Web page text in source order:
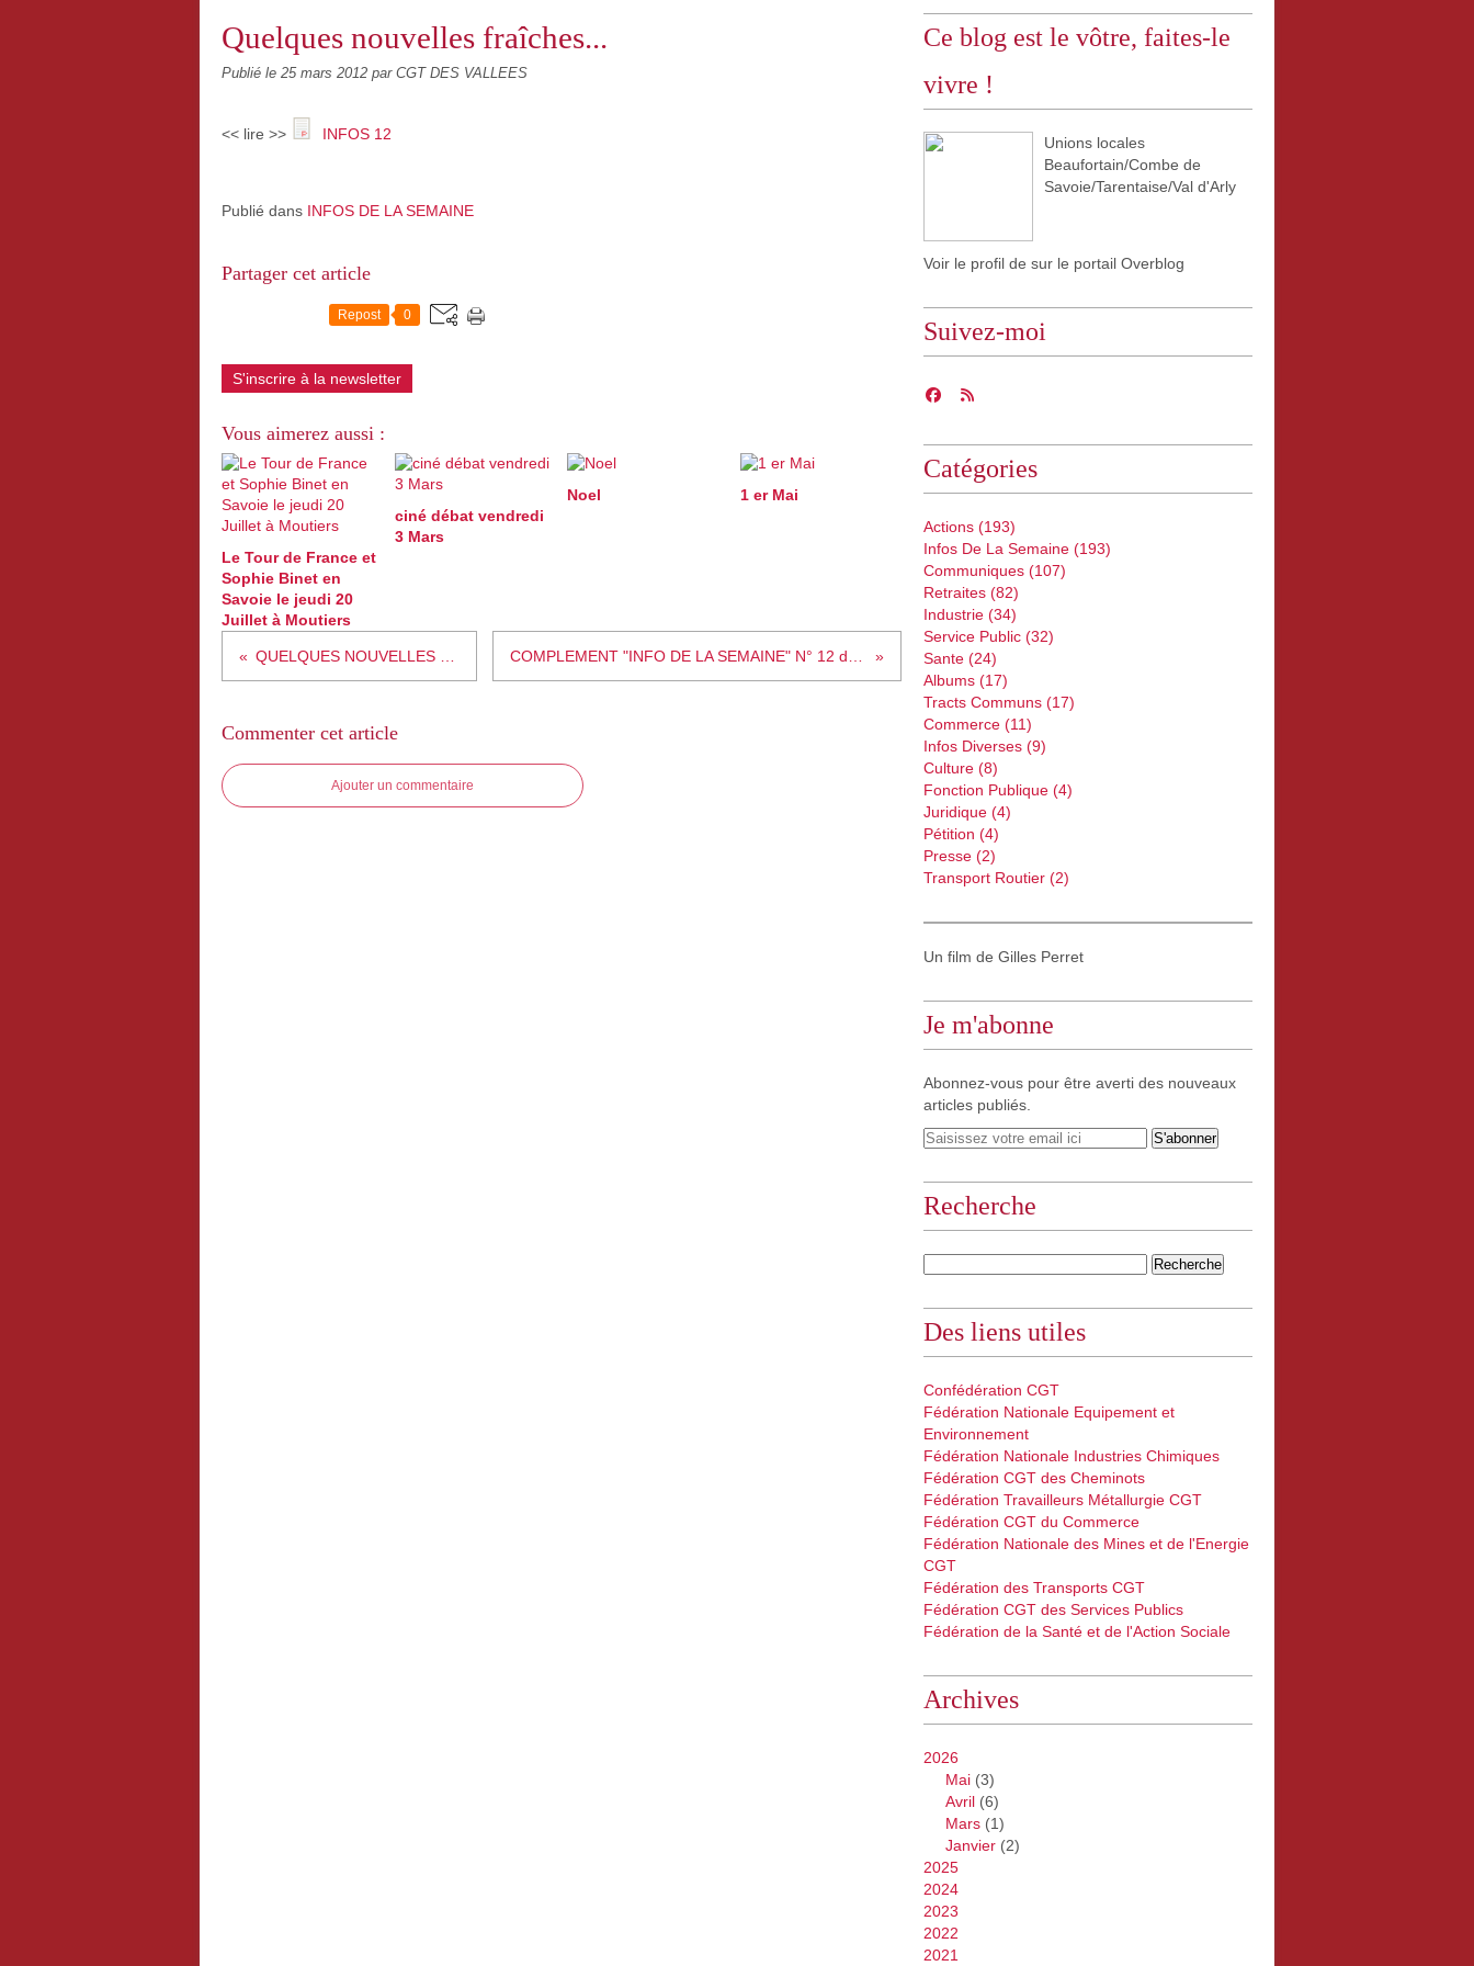
Quelques nouvelles fraîches...
Publié le 25 mars 2012 par CGT DES VALLEES
<< lire >> INFOS 12
Publié dans INFOS DE LA SEMAINE
Partager cet article
Repost 0
S'inscrire à la newsletter
Vous aimerez aussi :
Le Tour de France et
Sophie Binet en
Savoie le jeudi 20
Juillet à Moutiers
ciné débat vendredi
3 Mars
Noel 1 er Mai
Commenter cet article
Ajouter un commentaire
Ce blog est le vôtre, faites-le
vivre !
Unions locales
Beaufortain/Combe de
Savoie/Tarentaise/Val d'Arly
Voir le profil de sur le portail Overblog
Suivez-moi
Catégories
Actions (193)
Infos De La Semaine (193)
Communiques (107)
Retraites (82)
Industrie (34)
Service Public (32)
Sante (24)
Albums (17)
Tracts Communs (17)
Commerce (11)
Infos Diverses (9)
Culture (8)
Fonction Publique (4)
Juridique (4)
Pétition (4)
Presse (2)
Transport Routier (2)
Un film de Gilles Perret
Je m'abonne
Abonnez-vous pour être averti des nouveaux
articles publiés.
Recherche
Des liens utiles
Confédération CGT
Fédération Nationale Equipement et
Environnement
Fédération Nationale Industries Chimiques
Fédération CGT des Cheminots
Fédération Travailleurs Métallurgie CGT
Fédération CGT du Commerce
Fédération Nationale des Mines et de l'Energie
CGT
Fédération des Transports CGT
Fédération CGT des Services Publics
Fédération de la Santé et de l'Action Sociale
Archives
2026
Mai (3)
Avril (6)
Mars (1)
Janvier (2)
2025
2024
2023
2022
2021